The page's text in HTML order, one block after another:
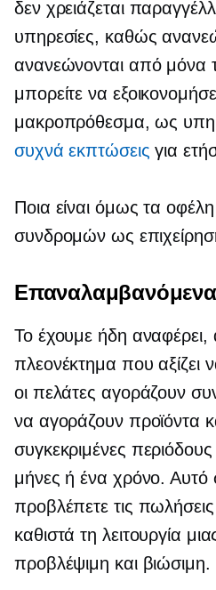
δεν χρειάζεται
υπηρεσίες, καθώς
ανανεώνονται από μόνα
μπορείτε να
μακροπρόθεσμα, ως
συχνά εκπτώσεις για
Ποια είναι όμως τα
συνδρομών ως
Το έχουμε ήδη αναφέρει,
πλεονέκτημα που αξίζει
οι πελάτες αγοράζουν
να αγοράζουν προϊόντα
συγκεκριμένες
μήνες ή ένα χρόνο. Αυτό
προβλέπετε τις
καθιστά τη λειτουργία
προβλέψιμη και βιώσιμη.